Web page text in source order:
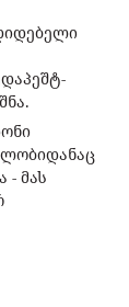
- მას